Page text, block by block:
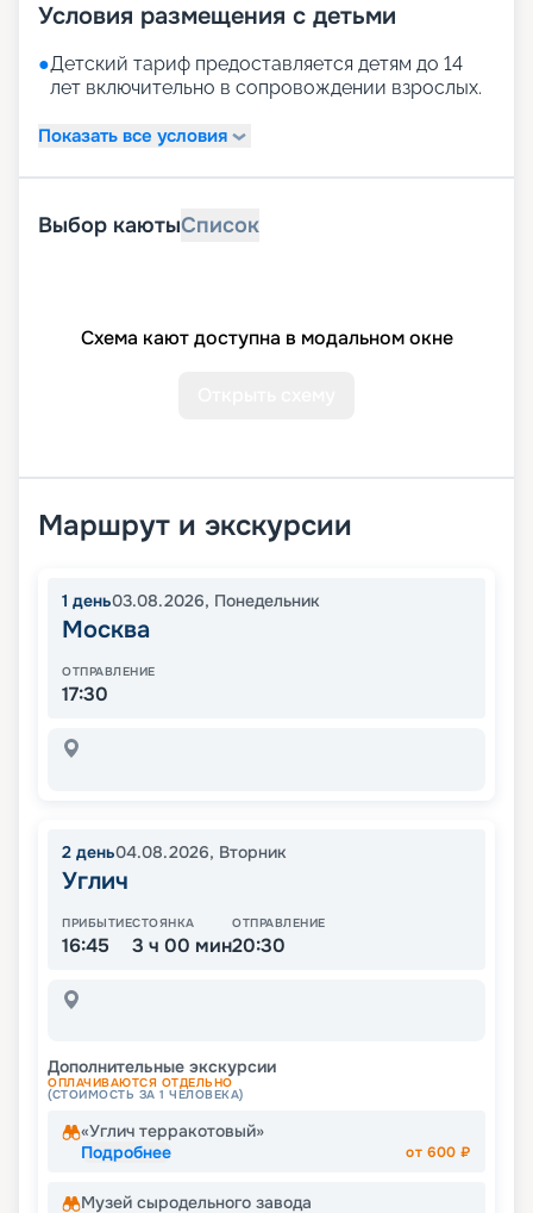
Условия размещения с детьми
●Детский тариф предоставляется детям до 14
лет включительно в сопровождении взрослых.
Показать все условия
Выбор каютыСписок
Схема кают доступна в модальном окне
Маршрут и экскурсии
1 день03.08.2026, Понедельник
Москва
ОТПРАВЛЕНИЕ
17:30
2 день04.08.2026, Вторник
Углич
ПРИБЫТИЕ
16:45
СТОЯНКА
3 ч 00 мин
ОТПРАВЛЕНИЕ
20:30
Дополнительные экскурсии
ОПЛАЧИВАЮТСЯ ОТДЕЛЬНО
(СТОИМОСТЬ ЗА 1 ЧЕЛОВЕКА)
«Углич терракотовый»
Подробнее
от 600 ₽
Музей сыродельного завода